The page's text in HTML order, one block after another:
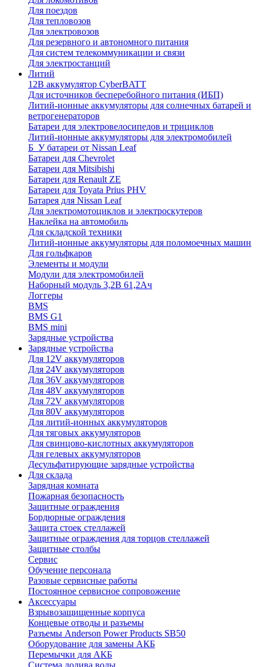
Для поездов
Для тепловозов
Для электровозов
Для резервного и автономного питания
Для систем телекоммуникации и связи
Для электростанций
Литий
12В аккумулятор CyberBATT
Для источников бесперебойного питания (ИБП)
Литий-ионные аккумуляторы для солнечных батарей и
ветрогенераторов
Батареи для электровелосипедов и трициклов
Литий-ионные аккумуляторы для электромобилей
Б_У батареи от Nissan Leaf
Батареи для Chevrolet
Батареи для Mitsibishi
Батареи для Renault ZE
Батареи для Toyata Prius PHV
Батарея для Nissan Leaf
Для электромотоциклов и электроскутеров
Наклейка на автомобиль
Для складской техники
Литий-ионные аккумуляторы для поломоечных машин
Для гольфкаров
Элементы и модули
Модули для электромобилей
Наборный модуль 3,2В 61,2Ач
Логгеры
BMS
BMS G1
BMS mini
Зарядные устройства
Зарядные устройства
Для 12V аккумуляторов
Для 24V аккумуляторов
Для 36V аккумуляторов
Для 48V аккумуляторов
Для 72V аккумуляторов
Для 80V аккумуляторов
Для литий-ионных аккумуляторов
Для тяговых аккумуляторов
Для свинцово-кислотных аккумуляторов
Для гелевых аккумуляторов
Десульфатирующие зарядные устройства
Для склада
Зарядная комната
Пожарная безопасность
Защитные ограждения
Бордюрные ограждения
Защита стоек стеллажей
Защитные ограждения для торцов стеллажей
Защитные столбы
Сервис
Обучение персонала
Разовые сервисные работы
Постоянное сервисное сопровожение
Аксессуары
Взрывозащищенные корпуса
Концевые отводы и разъемы
Разъемы Anderson Power Products SB50
Оборудование для замены АКБ
Перемычки для АКБ
Система долива воды